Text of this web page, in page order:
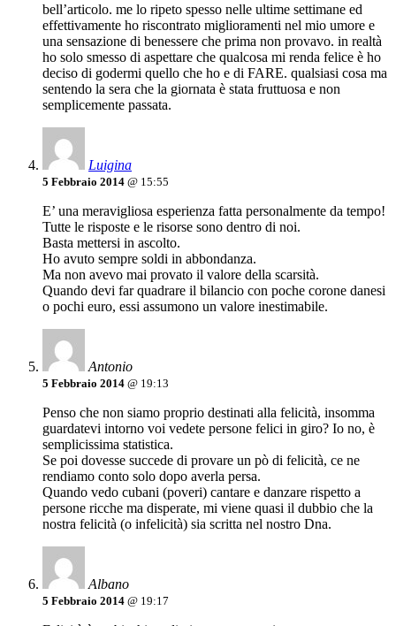
bell’articolo. me lo ripeto spesso nelle ultime settimane ed
effettivamente ho riscontrato miglioramenti nel mio umore e
una sensazione di benessere che prima non provavo. in realtà
ho solo smesso di aspettare che qualcosa mi renda felice è ho
deciso di godermi quello che ho e di FARE. qualsiasi cosa ma
sentendo la sera che la giornata è stata fruttuosa e non
semplicemente passata.
Luigina
5 Febbraio 2014 @ 15:55
E’ una meravigliosa esperienza fatta personalmente da tempo!
Tutte le risposte e le risorse sono dentro di noi.
Basta mettersi in ascolto.
Ho avuto sempre soldi in abbondanza.
Ma non avevo mai provato il valore della scarsità.
Quando devi far quadrare il bilancio con poche corone danesi
o pochi euro, essi assumono un valore inestimabile.
Antonio
5 Febbraio 2014 @ 19:13
Penso che non siamo proprio destinati alla felicità, insomma
guardatevi intorno voi vedete persone felici in giro? Io no, è
semplicissima statistica.
Se poi dovesse succede di provare un pò di felicità, ce ne
rendiamo conto solo dopo averla persa.
Quando vedo cubani (poveri) cantare e danzare rispetto a
persone ricche ma disperate, mi viene quasi il dubbio che la
nostra felicità (o infelicità) sia scritta nel nostro Dna.
Albano
5 Febbraio 2014 @ 19:17